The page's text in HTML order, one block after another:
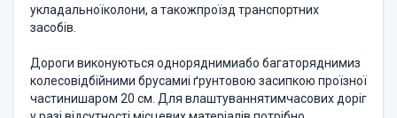
укладальноїколони, а такожпроїзд транспортних
засобів.
Дороги виконуються одноряднимиабо багаторяднимиз
колесовідбійними брусамиі ґрунтовою засипкою проїзної
частинишаром 20 см. Для влаштуваннятимчасових доріг